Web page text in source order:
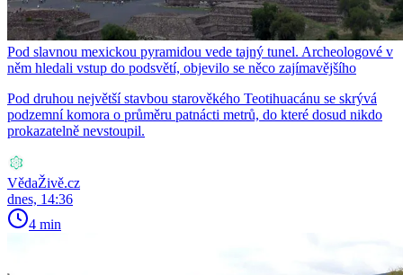
Pod slavnou mexickou pyramidou vede tajný tunel. Archeologové v
něm hledali vstup do podsvětí, objevilo se něco zajímavějšího
Pod druhou největší stavbou starověkého Teotihuacánu se skrývá
podzemní komora o průměru patnácti metrů, do které dosud nikdo
prokazatelně nevstoupil.
VědaŽivě.cz
dnes, 14:36
4 min